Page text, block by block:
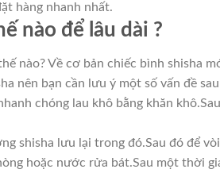
hàng nhanh nhất.
nào để lâu dài ?
nào? Về cơ bản chiếc bình shisha
nên bạn cần lưu ý một số vấn đề sau
chóng lau khô bằng khăn
shisha lưu lại trong đó.Sau đó để
hoặc nước rửa bát.Sau một thời